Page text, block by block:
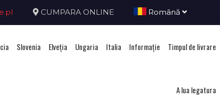
CUMPARA ONLINE Română
Slovenia Elveţia Ungaria Italia Informație Timpul de livrare
A lua legatura